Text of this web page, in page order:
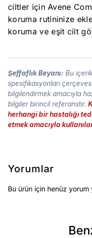
ciltler için Avene
koruma rutininize
koruma ve eşit cilt
Şeffaflık Beyanı: Bu
spesifikasyonları
bilgilendirmek amacıyla
bilgiler birincil referanstır.
herhangi bir hastalığı
etmek amacıyla
Yorumlar
Bu ürün için henüz yorum